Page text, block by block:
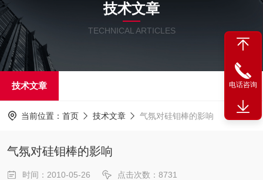
技术文章
TECHNICAL ARTICLES
技术文章
当前位置： 首页 技术文章 气氛对硅钼棒的影响
气氛对硅钼棒的影响
时间：2010-05-26 点击次数：8731
电话咨询